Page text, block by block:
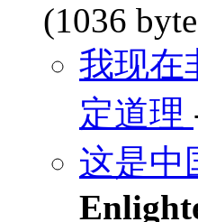
(1036
我现在
定道理
这是中